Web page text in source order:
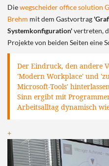
Diewegscheider office solution
Brehm mit dem Gastvortrag
Systemkonfiguration'vertreten,
Projekte von beiden Seiten eine
Der Eindruck, den andere
'Modern Workplace' und
Microsoft-Tools'
Sinn ergibt mit
Arbeitsalltag dynamisch
+